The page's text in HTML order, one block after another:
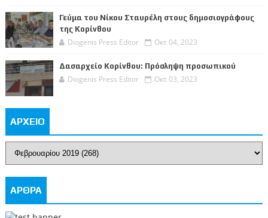
Γεύμα του Νίκου Σταυρέλη στους δημοσιογράφους
της Κορίνθου
Diogenis Press Editor Οκτ 04, 2023
Δασαρχείο Κορίνθου: Πρόσληψη προσωπικού
Diogenis Press Editor Οκτ 03, 2023
ΑΡΧΕΙΟ
ΑΡΘΡΑ